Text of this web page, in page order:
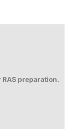
preparation.